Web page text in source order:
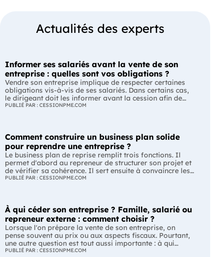
Actualités des experts
Informer ses salariés avant la vente de son
entreprise : quelles sont vos obligations ?
Vendre son entreprise implique de respecter certaines
obligations vis-à-vis de ses salariés. Dans certains cas,
le dirigeant doit les informer avant la cession afin de
leur permettre, s'ils le souhaitent, de présenter une offre
L'essentiel Les entreprises de moins de 250 salariés sont
soumises, dans certains cas, à une obligation
d'information préalable des salariés. Cette obligation
concerne la vente d'un fonds de commerce ou la cession
de la majorité des titres d'une société. Le délai
d'information varie selon la taille de l'entreprise. Les
L'obligation d'information concerne uniquement
certaines entreprises et certaines opérations de cession.
Vous êtes concerné si : votre entreprise emploie moins
de 250 salariés ; vous vendez votre fonds de commerce
ou plus de 50 % des parts sociales ou des actions de
votre société. À l'inverse, cette obligation ne s'applique
pas à toutes les opérations de transmission. Une cession
PUBLIÉ PAR : CESSIONPME.COM
Comment construire un business plan solide
pour reprendre une entreprise ?
Le business plan de reprise remplit trois fonctions. Il
permet d'abord au repreneur de structurer son projet et
de vérifier sa cohérence. Il sert ensuite à convaincre les
banques et les partenaires financiers de l'accompagner.
consiste pas à reprendre les anciens comptes de
l'entreprise. Il explique comment l'entreprise évoluera
après le changement de dirigeant. C'est un document
indispensable pour structurer votre projet et convaincre
vos partenaires. À quoi sert vraiment un business plan
de reprise ? Lors d'une reprise d'entreprise, le business
PUBLIÉ PAR : CESSIONPME.COM
À qui céder son entreprise ? Famille, salarié ou
repreneur externe : comment choisir ?
Lorsque l'on prépare la vente de son entreprise, on
pense souvent au prix ou aux aspects fiscaux. Pourtant,
une autre question est tout aussi importante : à qui
transmettre son entreprise ? Selon le profil du repreneur,
PUBLIÉ PAR : CESSIONPME.COM